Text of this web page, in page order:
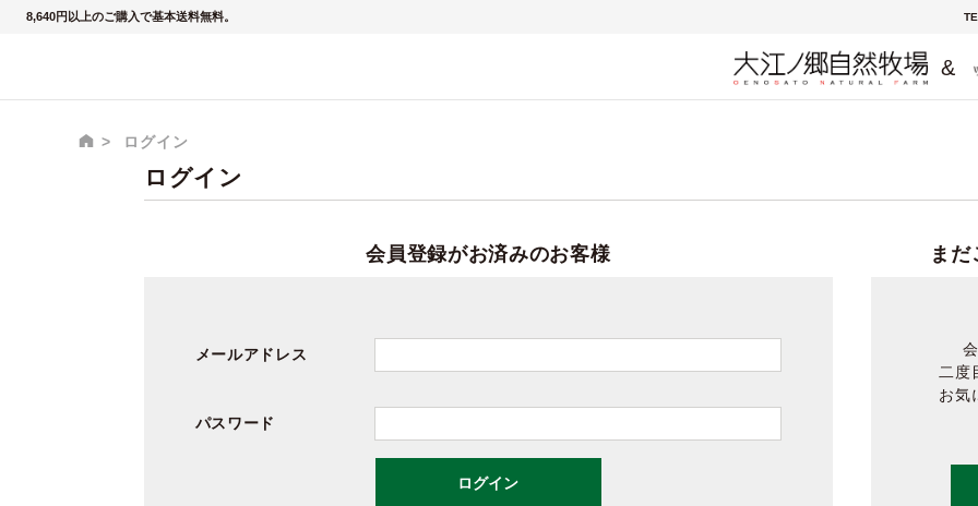
8,640円以上のご購入で基本送料無料。
&
ログイン
ログイン
会員登録がお済みのお客様
メールアドレス
パスワード
ログイン
まだ
二度
お気